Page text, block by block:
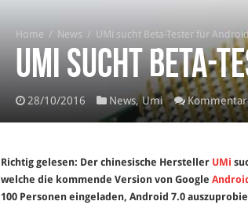
Home / News / UMi sucht Beta-Tester für
UMi sucht Beta-
28/10/2016 News, Umi
Richtig gelesen: Der chinesische Hersteller UMi
welche die kommende Version von Google
100 Personen eingeladen, Android 7.0